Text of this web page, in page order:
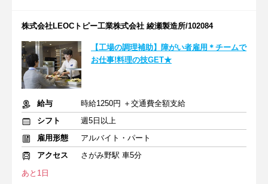
株式会社LEOCトピー工業株式会社 綾瀬製造所/102084
【工場の調理補助】障がい者雇用＊チームで
お仕事!料理の技GET★
給与
時給1250円 ＋交通費全額支給
シフト
週5日以上
雇用形態
アルバイト・パート
アクセス
さがみ野駅 車5分
あと1日